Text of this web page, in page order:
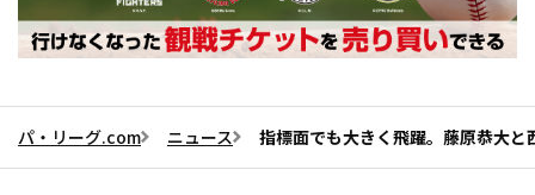
パ・リーグ.com ニュース 指標面でも大きく飛躍。藤原恭大